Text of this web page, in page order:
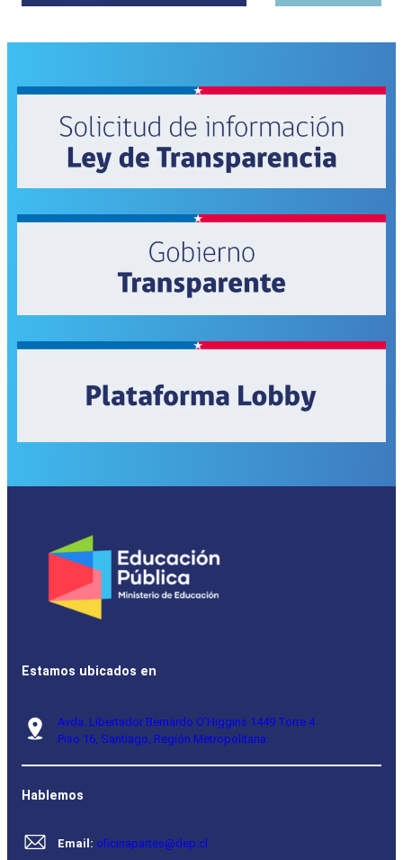
Estamos ubicados en
Avda. Libertador Bernardo O’Higgins 1449 Torre 4
Piso 16, Santiago, Región Metropolitana.
Hablemos
Email: oficinapartes@dep.cl